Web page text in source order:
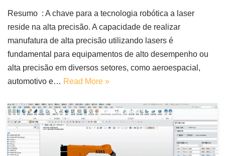
Resumo : A chave para a tecnologia robótica a laser
reside na alta precisão. A capacidade de realizar
manufatura de alta precisão utilizando lasers é
fundamental para equipamentos de alto desempenho ou
alta precisão em diversos setores, como aeroespacial,
automotivo e… Read More »